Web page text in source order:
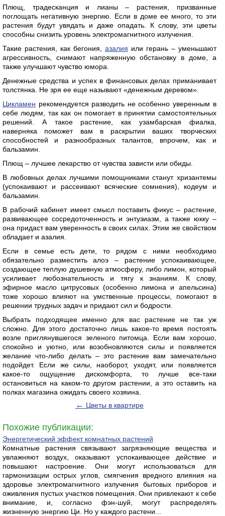
Плющ, традесканция и лианы – растения, призванные
поглощать негативную энергию. Если в доме ее много, то эти
растения будут увядать и даже опадать. К слову, эти цветы
способны снизить уровень электромагнитного излучения.
Такие растения, как бегония, азалия или герань – уменьшают
агрессивность, снимают напряженную обстановку в доме, а
также улучшают чувство юмора.
Денежные средства и успех в финансовых делах приманивает
толстянка. Не зря ее еще называют «денежным деревом».
Цикламен рекомендуется разводить не особенно уверенным в
себе людям, так как он помогает в принятии самостоятельных
решений. А такое растение, как узамбарская фиалка,
наверняка поможет вам в раскрытии ваших творческих
способностей и разнообразных талантов, впрочем, как и
бальзамин.
Плющ – лучшее лекарство от чувства зависти или обиды.
В любовных делах лучшими помощниками станут хризантемы
(успокаивают и рассеивают всяческие сомнения), кодеум и
бальзамин.
В рабочий кабинет имеет смысл поставить фикус – растение,
развивающее сосредоточенность и энтузиазм, а также юкку –
она придаст вам уверенность в своих силах. Этим же свойством
обладает и азалия.
Если в семье есть дети, то рядом с ними необходимо
обязательно разместить алоэ – растение успокаивающее,
создающее теплую душевную атмосферу, либо лимон, который
усиливает любознательность и тягу к знаниям. К слову,
эфирное масло цитрусовых (особенно лимона и апельсина)
тоже хорошо влияют на умственные процессы, помогают в
решении трудных задач и придают сил и бодрости.
Выбрать подходящее именно для вас растение не так уж
сложно. Для этого достаточно лишь какое-то время постоять
возле приглянувшегося зеленого питомца. Если вам хорошо,
спокойно и уютно, или возобновляются силы и появляется
желание что-либо делать – это растение вам замечательно
подойдет. Если же силы, наоборот, уходят, или появляется
какое-то ощущение дискомфорта, то лучше все-таки
остановиться на каком-то другом растении, а это оставить на
полках магазина ожидать своего хозяина.
← Цветы в квартире
Похожие публикации:
Энергетический эффект комнатных растений
Комнатные растения связывают загрязняющие вещества и
увлажняют воздух, оказывают успокаивающее действие и
повышают настроение. Они могут использоваться для
гармонизации острых углов, смягчения вредного влияния на
здоровье электромагнитного излучения бытовых приборов и
оживления пустых участков помещения. Они привлекают к себе
внимание, и, согласно фэн-шуй, могут распределять
жизненную энергию Ци. Но у каждого растени...